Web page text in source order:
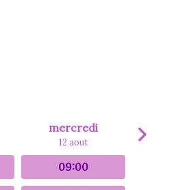
mercredi
12 aout
09:00